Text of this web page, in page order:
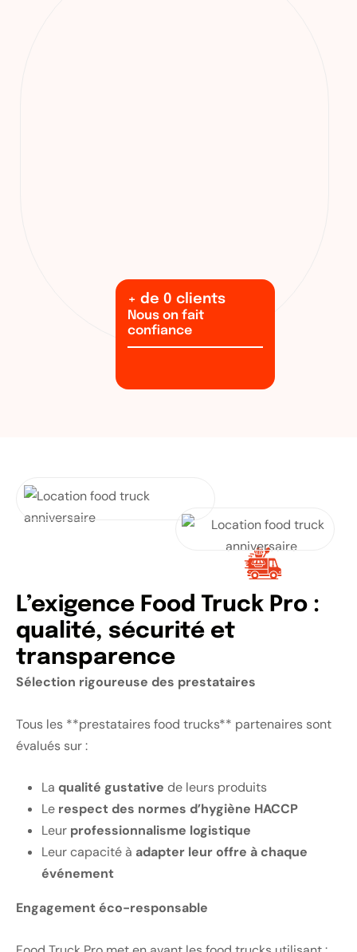
+ de0 clients
Nous on fait
confiance
L’exigence Food Truck Pro :
qualité, sécurité et
transparence
Sélection rigoureuse des prestataires
Tous les **prestataires food trucks** partenaires sont
évalués sur :
La qualité gustative de leurs produits
Le respect des normes d’hygiène HACCP
Leur professionnalisme logistique
Leur capacité à adapter leur offre à chaque
événement
Engagement éco-responsable